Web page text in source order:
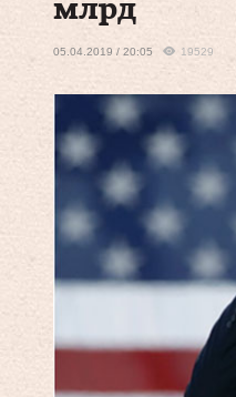
млрд
05.04.2019 / 20:05 19529